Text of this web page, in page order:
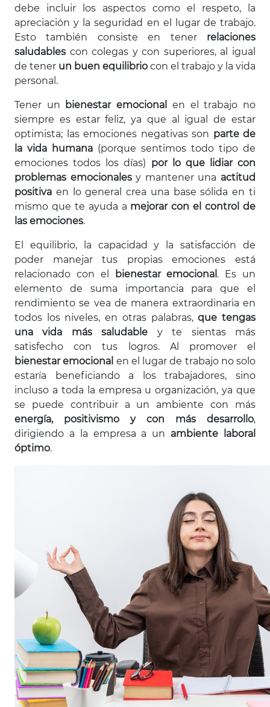
debe incluir los aspectos como el respeto, la
apreciación y la seguridad en el lugar de trabajo.
Esto también consiste en tener relaciones
saludables con colegas y con superiores, al igual
de tener un buen equilibrio con el trabajo y la vida
personal.
Tener un bienestar emocional
en el trabajo no
siempre es estar feliz, ya que al igual de estar
optimista; las emociones negativas son parte de
la vida humana (porque sentimos todo tipo de
emociones todos los días) por lo que lidiar con
problemas emocionalesy mantener una actitud
positiva en lo general crea una base sólida en ti
mismo que te ayuda a mejorar con el control de
las emociones.
El equilibrio, la capacidad y la satisfacción de
poder manejar tus propias emociones está
relacionado con el
bienestar emocional . Es un
elemento de suma importancia para que el
rendimiento se vea de manera extraordinaria en
todos los niveles, en otras palabras,que tengas
una vida más saludable y te sientas más
satisfecho con tus logros. Al promover el
bienestar emocional en el lugar de trabajo no solo
estaría beneficiando a los trabajadores, sino
incluso a toda la empresa u organización, ya que
se puede contribuir a un ambiente con más
energía, positivismo y con más desarrollo,
dirigiendo a la empresa a un ambiente laboral
óptimo.